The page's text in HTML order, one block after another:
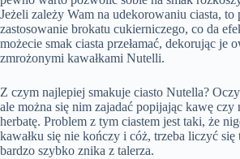
Jeżeli zależy Wam na udekorowaniu ciasta, to
zastosowanie brokatu cukierniczego, co da
możecie smak ciasta przełamać, dekorując je
zmrożonymi kawałkami Nutelli.
Z czym najlepiej smakuje ciasto Nutella?
ale można się nim zajadać popijając kawę czy
herbatę. Problem z tym ciastem jest taki, że
kawałku się nie kończy i cóż, trzeba liczyć się
bardzo szybko znika z talerza.